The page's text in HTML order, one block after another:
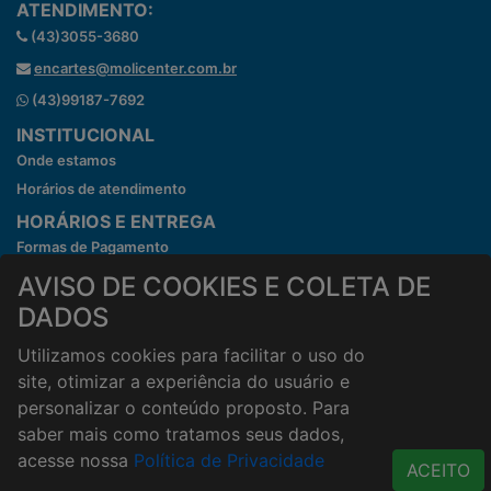
AVISO DE COOKIES E COLETA DE
DADOS
Utilizamos cookies para facilitar o uso do
site, otimizar a experiência do usuário e
personalizar o conteúdo proposto. Para
saber mais como tratamos seus dados,
acesse nossa Política de Privacidade ACEITO
ATENDIMENTO:
(43)3055-3680
encartes@molicenter.com.br
(43)99187-7692
INSTITUCIONAL
Onde estamos
Horários de atendimento
HORÁRIOS E ENTREGA
Formas de Pagamento
Horários de Entrega
Taxa de entrega
Cidades Atendidas
ACESSO RÁPIDO
Termos de uso
Política de Privacidade